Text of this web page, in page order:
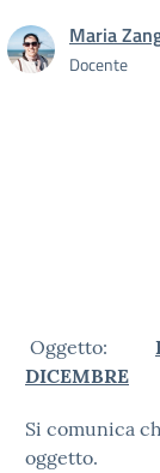
Maria
Docente
Oggetto:
DICEMBRE
Si comunica
oggetto.